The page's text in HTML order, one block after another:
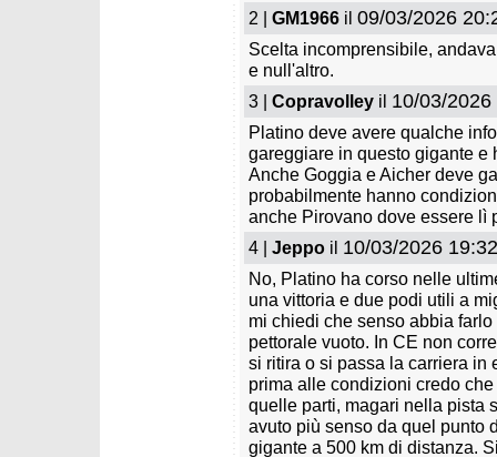
Coppa Europa: Alice
2 | GM1966 il 09/03/2026
Scelta incomprensibile,
e null'altro.
3 | Copravolley il 10/03/
Platino deve avere qualche
gareggiare in questo gigante e
Anche Goggia e Aicher deve
probabilmente hanno
anche Pirovano dove essere lì
4 | Jeppo il 10/03/2026
No, Platino ha corso nelle
una vittoria e due podi utili a
mi chiedi che senso abbia
pettorale vuoto. In CE non
si ritira o si passa la carriera in
prima alle condizioni credo
quelle parti, magari nella pista
avuto più senso da quel punto
gigante a 500 km di distanza.